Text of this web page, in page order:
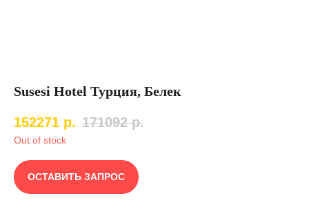
Susesi Hotel Турция, Белек
152271 р. 171092 р.
Out of stock
ОСТАВИТЬ ЗАПРОС